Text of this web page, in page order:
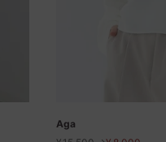
Aga